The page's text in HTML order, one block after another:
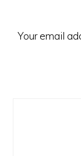
Your email